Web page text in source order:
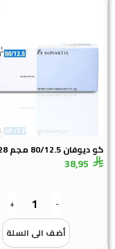
كو ديوفان 80/12.5 مجم 28 قرص
38,95
-
+
أضف الى السلة